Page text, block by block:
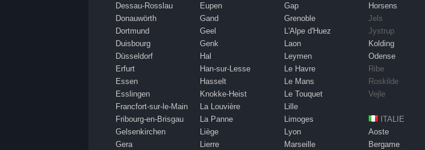
Dessau-Rosslau
Donauwörth
Dortmund
Duisbourg
Düsseldorf
Erfurt
Essen
Esslingen
Francfort-sur-le-Main
Fribourg-en-Brisgau
Gelsenkirchen
Gera
Eupen
Gand
Geel
Genk
Hal
Han-sur-Lesse
Hasselt
Knokke-Heist
La Louvière
La Panne
Liège
Lierre
Gap
Grenoble
L'Alpe d'Huez
Laon
Leymen
Le Havre
Le Mans
Le Touquet
Lille
Limoges
Lyon
Marseille
Horsens
Jels
Jystrup
Kolding
Odense
Ribe
Roskilde
Vejle
ITALIE
Aoste
Bergame